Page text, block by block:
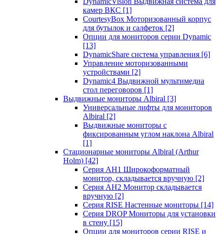
камер ВКС [1]
CourtesyBox Моторизованный корпус
для бутылок и салфеток [2]
Опции для мониторов серии Dynamic
[13]
DynamicShare система управления [6]
Управление моторизованными
устройствами [2]
Dynamic4 Выдвижной мультимедиа
стол переговоров [1]
Выдвижные мониторы Albiral [3]
Универсальные лифты для мониторов
Albiral [2]
Выдвижные мониторы с
фиксированным углом наклона Albiral
[1]
Стационарные мониторы Albiral (Arthur
Holm) [42]
Серия AH1 Широкоформатный
монитор, складывается вручную [2]
Серия AH2 Монитор складывается
вручную [2]
Серия RISE Настенные мониторы [14]
Серия DROP Мониторы для установки
в стену [15]
Опции для мониторов серии RISE и